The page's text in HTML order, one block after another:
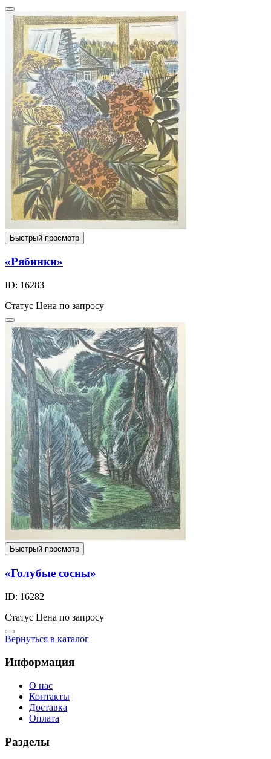
Быстрый просмотр
«Рябинки»
ID: 16283
Статус Цена по запросу
Быстрый просмотр
«Голубые сосны»
ID: 16282
Статус Цена по запросу
Вернуться в каталог
Информация
О нас
Контакты
Доставка
Оплата
Разделы